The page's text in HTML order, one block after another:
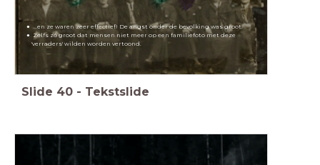
...en ze waren zeer effectief! De angst onder de bevolking was groot.
Zelfs zó groot dat mensen niet meer op een familiefoto met deze
'verraders' wilden worden vertoond.
Slide 40 - Tekstslide